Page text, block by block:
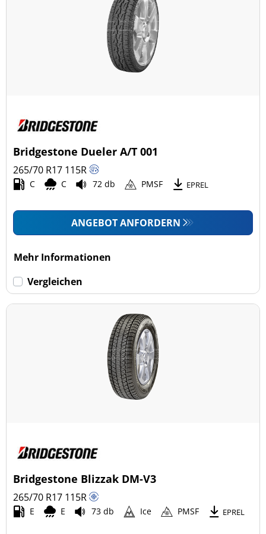
Bridgestone Dueler A/T 001
265/70 R17 115R
C C 72 db PMSF EPREL
ANGEBOT ANFORDERN
Mehr Informationen
Vergleichen
Bridgestone Blizzak DM-V3
265/70 R17 115R
E E 73 db Ice PMSF EPREL